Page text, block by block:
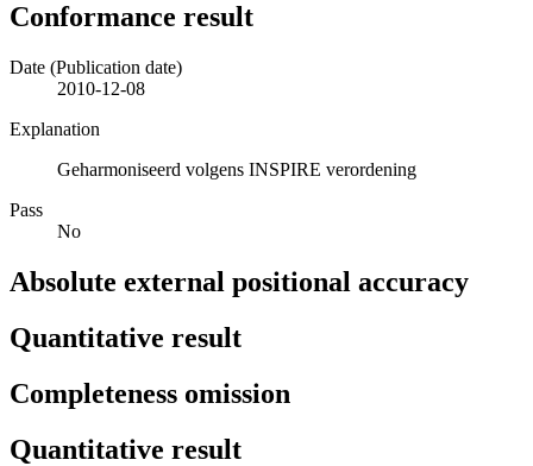
Conformance result
Date (Publication date)
2010-12-08
Explanation
Geharmoniseerd volgens INSPIRE verordening
Pass
No
Absolute external positional accuracy
Quantitative result
Completeness omission
Quantitative result